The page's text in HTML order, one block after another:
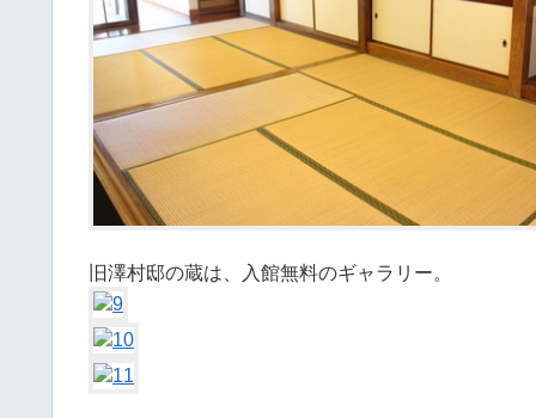
旧澤村邸の蔵は、入館無料のギャラリー。